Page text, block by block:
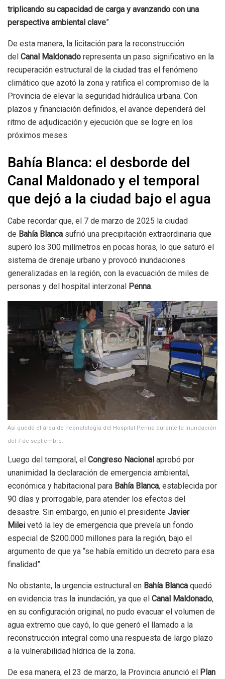
triplicando su capacidad de carga y avanzando con una
perspectiva ambiental clave”.
De esta manera, la licitación para la reconstrucción
del Canal Maldonado representa un paso significativo en la
recuperación estructural de la ciudad tras el fenómeno
climático que azotó la zona y ratifica el compromiso de la
Provincia de elevar la seguridad hidráulica urbana. Con
plazos y financiación definidos, el avance dependerá del
ritmo de adjudicación y ejecución que se logre en los
próximos meses.
Bahía Blanca: el desborde del
Canal Maldonado y el temporal
que dejó a la ciudad bajo el agua
Cabe recordar que, el 7 de marzo de 2025 la ciudad
de Bahía Blanca sufrió una precipitación extraordinaria que
superó los 300 milímetros en pocas horas, lo que saturó el
sistema de drenaje urbano y provocó inundaciones
generalizadas en la región, con la evacuación de miles de
personas y del hospital interzonal Penna.
Así quedó el área de neonatología del Hospital Penna durante la inundación
del 7 de septiembre.
Luego del temporal, el Congreso Nacional aprobó por
unanimidad la declaración de emergencia ambiental,
económica y habitacional para Bahía Blanca, establecida por
90 días y prorrogable, para atender los efectos del
desastre. Sin embargo, en junio el presidente Javier
Milei vetó la ley de emergencia que preveía un fondo
especial de $200.000 millones para la región, bajo el
argumento de que ya “se había emitido un decreto para esa
finalidad”.
No obstante, la urgencia estructural en Bahía Blanca quedó
en evidencia tras la inundación, ya que el Canal Maldonado,
en su configuración original, no pudo evacuar el volumen de
agua extremo que cayó, lo que generó el llamado a la
reconstrucción integral como una respuesta de largo plazo
a la vulnerabilidad hídrica de la zona.
De esa manera, el 23 de marzo, la Provincia anunció el Plan